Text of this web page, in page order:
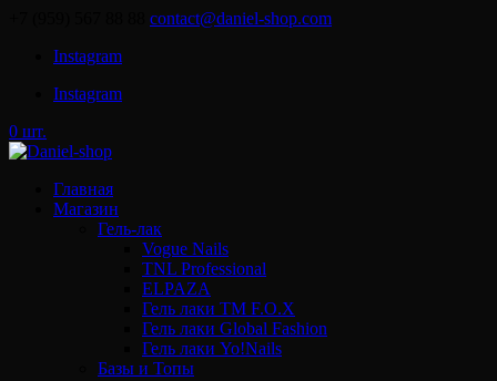
contact@daniel-shop.com
Instagram
Instagram
0 шт.
Главная
Магазин
Гель-лак
Vogue Nails
TNL Professional
ELPAZA
Гель лаки ТМ F.O.X
Гель лаки Global Fashion
Гель лаки Yo!Nails
Базы и Топы